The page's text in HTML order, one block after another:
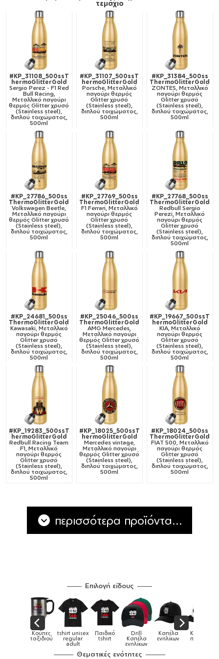
τεμάχιο
#KP_31108_500ssT
hermoGlitterGold
Sergio Perez - F1 Red
Bull Racing,
Μεταλλικό παγούρι
θερμός Glitter χρυσό
(Stainless steel),
διπλού τοιχώματος,
500ml
#KP_31107_500ssT
hermoGlitterGold
Porsche, Μεταλλικό
παγούρι θερμός
Glitter χρυσό
(Stainless steel),
διπλού τοιχώματος,
500ml
#KP_31384_500ss
ThermoGlitterGold
ZONTES, Μεταλλικό
παγούρι θερμός
Glitter χρυσό
(Stainless steel),
διπλού τοιχώματος,
500ml
#KP_27786_500ss
ThermoGlitterGold
Volkswagen Beetle,
Μεταλλικό παγούρι
θερμός Glitter χρυσό
(Stainless steel),
διπλού τοιχώματος,
500ml
#KP_27769_500ss
ThermoGlitterGold
F1 Ferrari, Μεταλλικό
παγούρι θερμός
Glitter χρυσό
(Stainless steel),
διπλού τοιχώματος,
500ml
#KP_27768_500ss
ThermoGlitterGold
Redbull Sergio
Perezi, Μεταλλικό
παγούρι θερμός
Glitter χρυσό
(Stainless steel),
διπλού τοιχώματος,
500ml
#KP_24681_500ss
ThermoGlitterGold
Kawasaki, Μεταλλικό
παγούρι θερμός
Glitter χρυσό
(Stainless steel),
διπλού τοιχώματος,
500ml
#KP_25046_500ss
ThermoGlitterGold
AMG Mercedes,
Μεταλλικό παγούρι
θερμός Glitter χρυσό
(Stainless steel),
διπλού τοιχώματος,
500ml
#KP_19667_500ssT
hermoGlitterGold
KIA, Μεταλλικό
παγούρι θερμός
Glitter χρυσό
(Stainless steel),
διπλού τοιχώματος,
500ml
#KP_19283_500ssT
hermoGlitterGold
Redbull Racing Team
F1, Μεταλλικό
παγούρι θερμός
Glitter χρυσό
(Stainless steel),
διπλού τοιχώματος,
500ml
#KP_18025_500ssT
hermoGlitterGold
Mercedes vintage,
Μεταλλικό παγούρι
θερμός Glitter χρυσό
(Stainless steel),
διπλού τοιχώματος,
500ml
#KP_18024_500ss
ThermoGlitterGold
FIAT 500, Μεταλλικό
παγούρι θερμός
Glitter χρυσό
(Stainless steel),
διπλού τοιχώματος,
500ml
περισσότερα προϊόντα...
Επιλογή είδους
Drill
Καπέλα
Καπέλα
ενηλίκων
Καπέλα
παιδικά Κούπες Κούπες
ειδικές
Θεματικές ενότητες